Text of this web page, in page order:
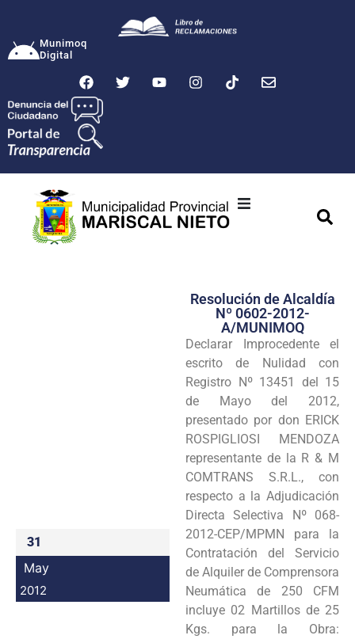
Munimoq
Digital
Transparencia
Seguridad
Programas
Intranet
31
May
2012
Resolución de Alcaldía
Nº 0602-2012-
A/MUNIMOQ
Declarar Improcedente el
escrito de Nulidad con
Registro Nº 13451 del 15
de Mayo del 2012,
presentado por don ERICK
ROSPIGLIOSI MENDOZA
representante de la R & M
COMTRANS S.R.L., con
respecto a la Adjudicación
Directa Selectiva Nº 068-
2012-CEP/MPMN para la
Contratación del Servicio
de Alquiler de Comprensora
Neumática de 250 CFM
incluye 02 Martillos de 25
Kgs. para la Obra: